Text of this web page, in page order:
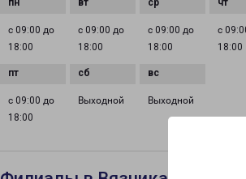
с 09:00 до
18:00
с 09:00 до
18:00
с 09:00 до
18:00
с
18:00
с 09:00 до
18:00
Выходной Выходной